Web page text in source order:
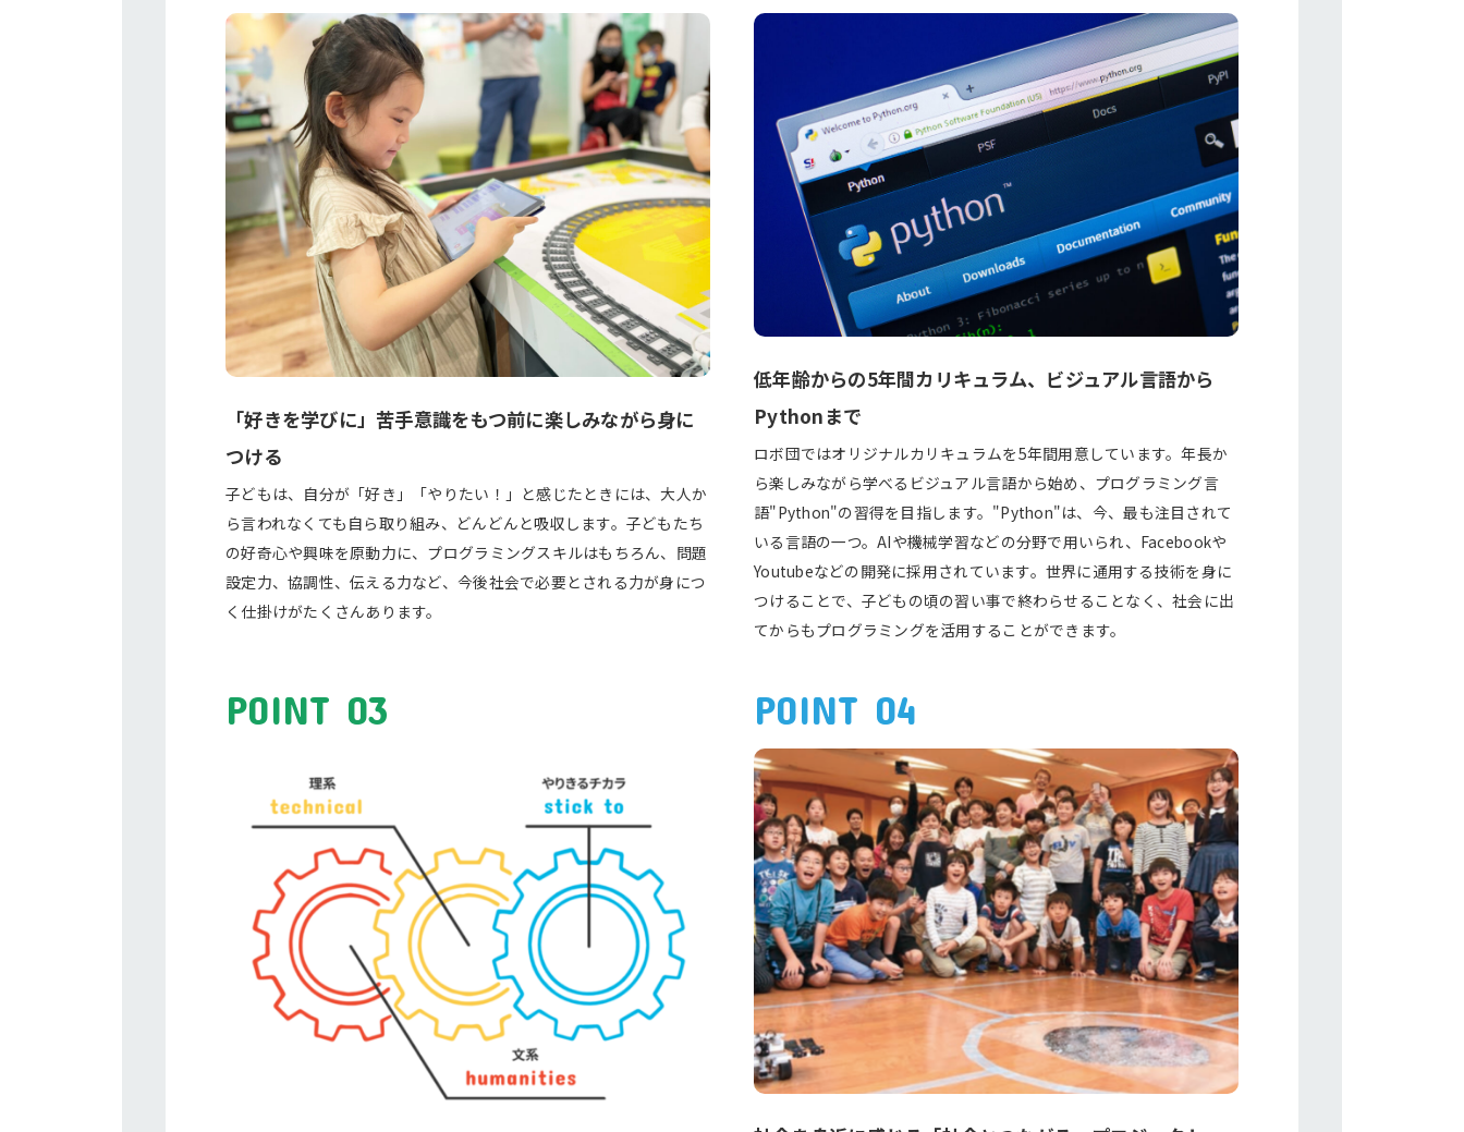
「好きを学びに」苦手意識をもつ前に楽しみながら身に
つける
子どもは、自分が「好き」「やりたい！」と感じたときには、大人か
ら言われなくても自ら取り組み、どんどんと吸収します。子どもたち
の好奇心や興味を原動力に、プログラミングスキルはもちろん、問題
設定力、協調性、伝える力など、今後社会で必要とされる力が身につ
く仕掛けがたくさんあります。
低年齢からの5年間カリキュラム、ビジュアル言語から
Pythonまで
ロボ団ではオリジナルカリキュラムを5年間用意しています。年長か
ら楽しみながら学べるビジュアル言語から始め、プログラミング言
語"Python"の習得を目指します。"Python"は、今、最も注目されて
いる言語の一つ。AIや機械学習などの分野で用いられ、Facebookや
Youtubeなどの開発に採用されています。世界に通用する技術を身に
つけることで、子どもの頃の習い事で終わらせることなく、社会に出
てからもプログラミングを活用することができます。
POINT 03 POINT 04